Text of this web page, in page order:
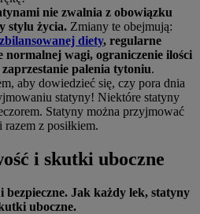
nie zwalnia z obowiązku
stylu życia. Zmiany te obejmują:
diety, regularne
normalnej wagi, ograniczenie ilości
palenia tytoniu.
aby dowiedzieć się, czy pora dnia
statyny! Niektóre statyny
Statyny można przyjmować
z posiłkiem.
i skutki uboczne
bezpieczne. Jak każdy lek, statyny
uboczne.